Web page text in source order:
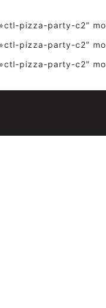
pizza-party-c2″
pizza-party-c2″
pizza-party-c2″